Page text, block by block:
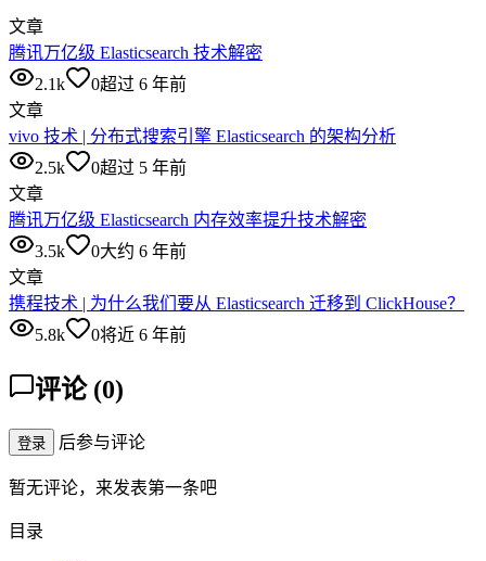
文章
腾讯万亿级 Elasticsearch 技术解密
2.1k
0超过 6 年前
文章
vivo 技术 | 分布式搜索引擎 Elasticsearch 的架构分析
2.5k
0超过 5 年前
文章
腾讯万亿级 Elasticsearch 内存效率提升技术解密
3.5k
0大约 6 年前
文章
携程技术 | 为什么我们要从 Elasticsearch 迁移到 ClickHouse？
5.8k
0将近 6 年前
评论 (0)
登录 后参与评论
暂无评论，来发表第一条吧
目录